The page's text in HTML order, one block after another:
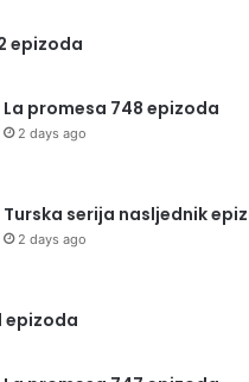
epizoda
La promesa 748 epizoda
2 days ago
Turska serija nasljednik
2 days ago
epizoda